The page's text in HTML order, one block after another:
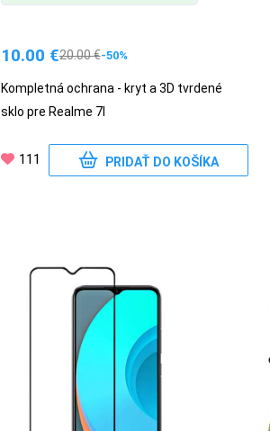
10.00 €20.00€-50%
Kompletná ochrana - kryt a 3D tvrdené
sklo pre Realme 7I
111 PRIDAŤ DO KOŠÍKA